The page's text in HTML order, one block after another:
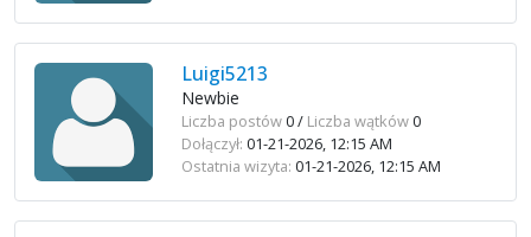
Luigi5213
Newbie
Liczba postów0 / Liczba wątków0
Dołączył: 01-21-2026, 12:15 AM
Ostatnia wizyta: 01-21-2026, 12:15 AM